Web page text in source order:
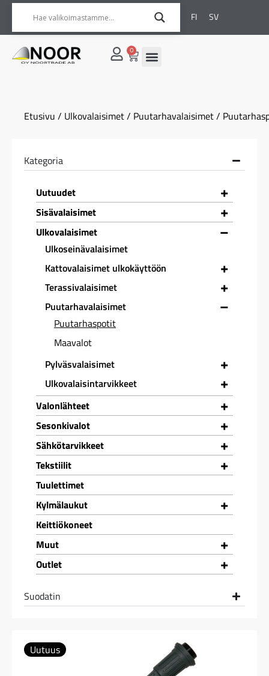
FI SV
0
Etusivu / Ulkovalaisimet/ Puutarhavalaisimet/
Kategoria
+
Uutuudet
+
Sisävalaisimet
–
Ulkovalaisimet
Ulkoseinävalaisimet
+
Kattovalaisimet ulkokäyttöön
+
Terassivalaisimet
–
Puutarhavalaisimet
Puutarhaspotit
Maavalot
+
Pylväsvalaisimet
+
Ulkovalaisintarvikkeet
+
Valonlähteet
+
Sesonkivalot
+
Sähkötarvikkeet
+
Tekstiilit
Tuulettimet
+
Kylmälaukut
Keittiökoneet
+
Muut
+
Outlet
Suodatin
Uutuus